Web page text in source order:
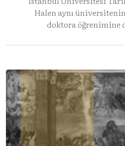
Halen aynı
doktora öğrenimine